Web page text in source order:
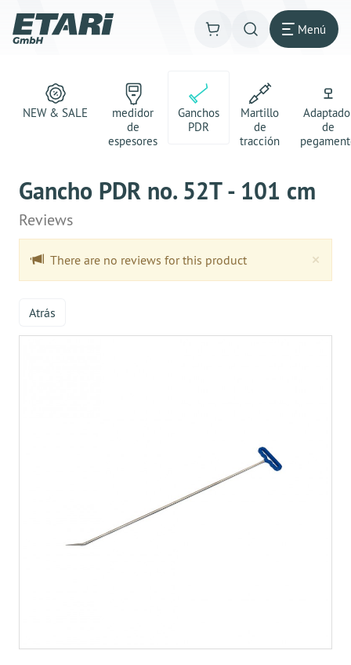
Menú
NEW & SALE
medidor
de
espesores
Ganchos
PDR
Martillo
de
tracción
de
Gancho PDR no. 52T - 101 cm
Reviews
×
There are no reviews for this product
Atrás